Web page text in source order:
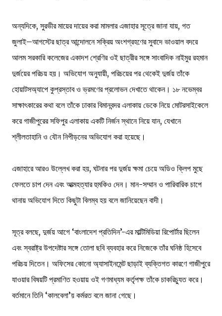
অন্যদিকে, সুরভীর মায়ের দায়ের করা মামলার এজাহার সূত্রে জানা যায়, গত
জুলাই–আগস্টের ছাত্র আন্দোলনে সক্রিয় অংশগ্রহণের সুবাদে ভাওয়াল বদরে
আলম সরকারি কলেজের একাদশ শ্রেণির ওই ছাত্রীর সঙ্গে সাংবাদিক নাইমুর রহমান
দুর্জয়ের পরিচয় হয়। অভিযোগ অনুযায়ী, পরিচয়ের পর থেকেই দুর্জয় তাঁকে
হোয়াটসঅ্যাপে কুপ্রস্তাব ও ভ্রমণের প্রলোভন দেখাতে থাকেন। ১৮ নভেম্বর
সাক্ষাৎকারের কথা বলে তাঁকে ঢাকার বিমানবন্দর এলাকায় ডেকে নিয়ে মোটরসাইকেলে
করে গাজীপুরের সফিপুর এলাকায় একটি নির্জন স্থানে নিয়ে যান, যেখানে
শ্লীলতাহানি ও যৌন নিপীড়নের অভিযোগ করা হয়েছে।
এজাহারে আরও উল্লেখ করা হয়, ঘটনার পর দুর্জয় ক্ষমা চেয়ে অডিও ক্লিপ মুছে
ফেলতে চাপ দেন এবং আত্মহত্যার হুমকিও দেন। মান-সম্মান ও পারিবারিক চাপে
থানায় অভিযোগ দিতে কিছুটা বিলম্ব হয় বলে জানিয়েছেন বাদী।
সূত্র বলছে, দুর্জয় আগে ‘বাংলাদেশ প্রতিদিন’-এর মাল্টিমিডিয়া রিপোর্টার ছিলেন
এবং স্বরাষ্ট্র উপদেষ্টার সঙ্গে তোলা ছবি ব্যবহার করে নিজেকে তাঁর ঘনিষ্ঠ হিসেবে
পরিচয় দিতেন। অফিসের কোনো অ্যাসাইনমেন্ট ছাড়াই ব্যক্তিগত কারণে গাজীপুরে
যাওয়ার বিষয়টি প্রমাণিত হওয়ায় ওই গণমাধ্যম কর্তৃপক্ষ তাঁকে চাকরিচ্যুত করে।
বর্তমানে তিনি ‘কালবেলা’য় কর্মরত বলে জানা গেছে।